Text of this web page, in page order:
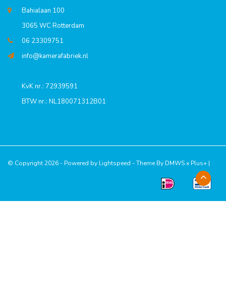
Bahialaan 100
3065 WC Rotterdam
06 23309751
info@kamerafabriek.nl
KvK nr.: 72939591
BTW nr.: NL180071312B01
© Copyright 2026 - Powered by Lightspeed - Theme By DMWSx Plus+ |